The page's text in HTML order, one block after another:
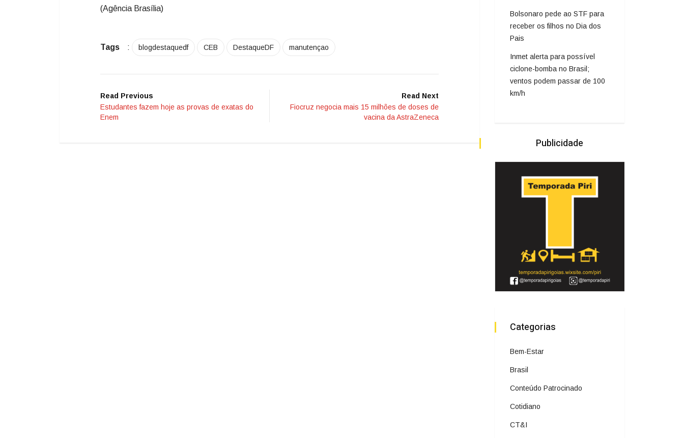
(Agência Brasília)
Tags : blogdestaquedf CEB DestaqueDF manutençao
Read Previous
Estudantes fazem hoje as provas de exatas do
Enem
Read Next
Fiocruz negocia mais 15 milhões de doses de
vacina da AstraZeneca
Bolsonaro pede ao STF para
receber os filhos no Dia dos
Pais
Inmet alerta para possível
ciclone-bomba no Brasil;
ventos podem passar de 100
km/h
Publicidade
Categorias
Bem-Estar
Brasil
Conteúdo Patrocinado
Cotidiano
CT&I